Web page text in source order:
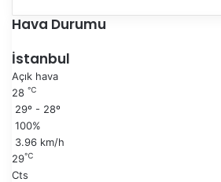
e
k
s
a
a
n
k
i
y
f
Hava Durumu
İstanbul
Açık hava
28 ℃
29º - 28º
100%
3.96 km/h
29℃
Cts